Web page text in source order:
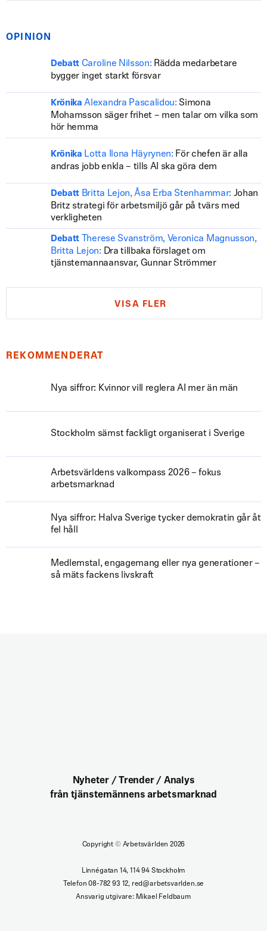
OPINION
Debatt Caroline Nilsson: Rädda medarbetare
bygger inget starkt försvar
Krönika Alexandra Pascalidou: Simona
Mohamsson säger frihet – men talar om vilka som
hör hemma
Krönika Lotta Ilona Häyrynen: För chefen är alla
andras jobb enkla – tills AI ska göra dem
Debatt Britta Lejon, Åsa Erba Stenhammar: Johan
Britz strategi för arbetsmiljö går på tvärs med
verkligheten
Debatt
Therese Svanström, Veronica Magnusson,
Britta Lejon: Dra tillbaka förslaget om
tjänstemannaansvar, Gunnar Strömmer
VISA FLER
REKOMMENDERAT
Nya siffror: Kvinnor vill reglera AI mer än män
Stockholm sämst fackligt organiserat i Sverige
Arbetsvärldens valkompass 2026 – fokus
arbetsmarknad
Nya siffror: Halva Sverige tycker demokratin går åt
fel håll
Medlemstal, engagemang eller nya generationer –
så mäts fackens livskraft
Nyheter / Trender / Analys
från tjänstemännens arbetsmarknad
Copyright ©Arbetsvärlden 2026
Linnégatan 14, 114 94 Stockholm
Telefon 08-782 93 12, red@arbetsvarlden.se
Ansvarig utgivare: Mikael Feldbaum